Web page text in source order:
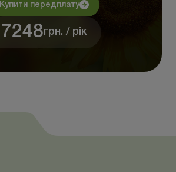
Купити передплату
7248грн. / рік